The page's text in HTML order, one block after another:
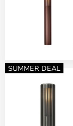
SUMMER DEAL